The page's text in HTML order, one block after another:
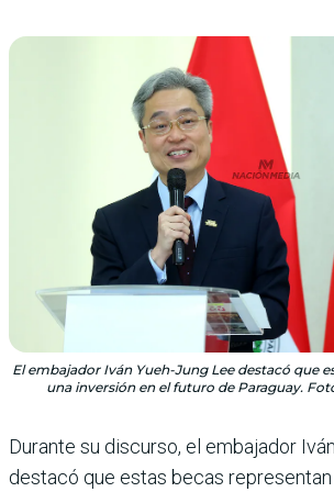
El embajador Iván Yueh-Jung Lee destacó que
una inversión en el futuro de Paraguay.
Durante su discurso, el embajador
destacó que estas becas representan